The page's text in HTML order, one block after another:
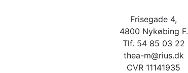
varesiden
Frisegade 4,
4800 Nykøbing F.
Tlf. 54 85 03 22
thea-m@rius.dk
CVR 11141935